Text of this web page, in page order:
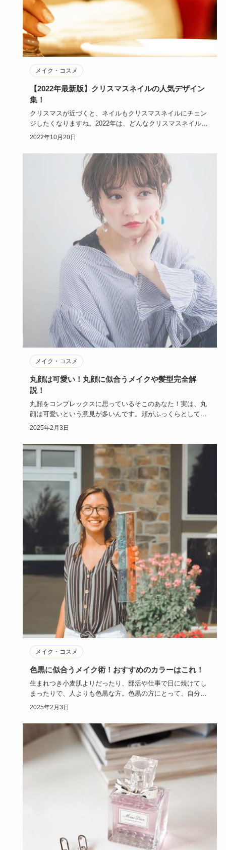
メイク・コスメ
【2022年最新版】クリスマスネイルの人気デザイン
集！
クリスマスが近づくと、ネイルもクリスマスネイルにチェン
ジしたくなりますね。2022年は、どんなクリスマスネイルが
流行るので…
2022年10月20日
メイク・コスメ
丸顔は可愛い！丸顔に似合うメイクや髪型完全解
説！
丸顔をコンプレックスに思っているそこのあなた！実は、丸
顔は可愛いという意見が多いんです。頬がふっくらとしてい
て愛嬌があって…
2025年2月3日
メイク・コスメ
色黒に似合うメイク術！おすすめのカラーはこれ！
生まれつき小麦肌よりだったり、部活や仕事で日に焼けてし
まったりで、人よりも色黒な方。色黒の方にとって、自分に
はどのようなメ…
2025年2月3日